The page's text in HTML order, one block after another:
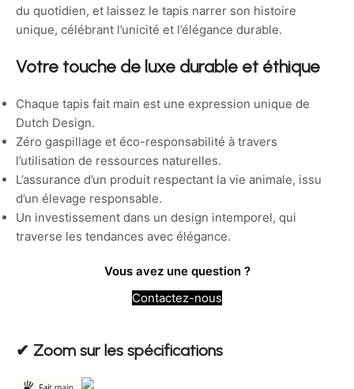
du quotidien, et laissez le tapis narrer son histoire
unique, célébrant l’unicité et l’élégance durable.
Votre touche de luxe durable et éthique
Chaque tapis fait main est une expression unique de
Dutch Design.
Zéro gaspillage et éco-responsabilité à travers
l’utilisation de ressources naturelles.
L’assurance d’un produit respectant la vie animale, issu
d’un élevage responsable.
Un investissement dans un design intemporel, qui
traverse les tendances avec élégance.
Vous avez une question ?
Contactez-nous
✔︎ Zoom sur les spécifications